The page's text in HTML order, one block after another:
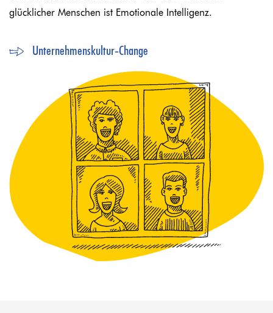
glücklicher Menschen ist Emotionale Intelligenz.
Unternehmenskultur-Change